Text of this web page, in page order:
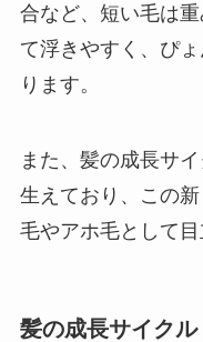
合など、短い毛は
て浮きやすく、ぴ
ります。
また、髪の成長サ
生えており、この
毛やアホ毛として目
髪の成長サイクル